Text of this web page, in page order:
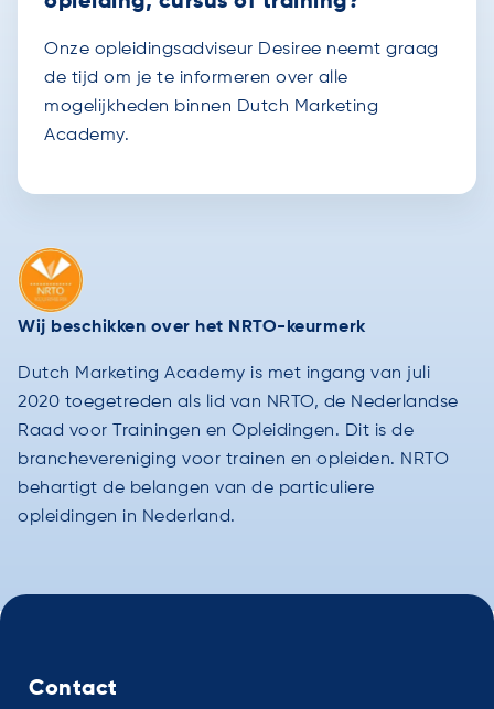
Onze opleidingsadviseur Desiree neemt graag
de tijd om je te informeren over alle
mogelijkheden binnen Dutch Marketing
Academy.
Wij beschikken over het NRTO-keurmerk
Dutch Marketing Academy is met ingang van juli
2020 toegetreden als lid van NRTO, de Nederlandse
Raad voor Trainingen en Opleidingen. Dit is de
branchevereniging voor trainen en opleiden. NRTO
behartigt de belangen van de particuliere
opleidingen in Nederland.
Contact